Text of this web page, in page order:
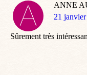
ANNE
dit
21
Sûrement très